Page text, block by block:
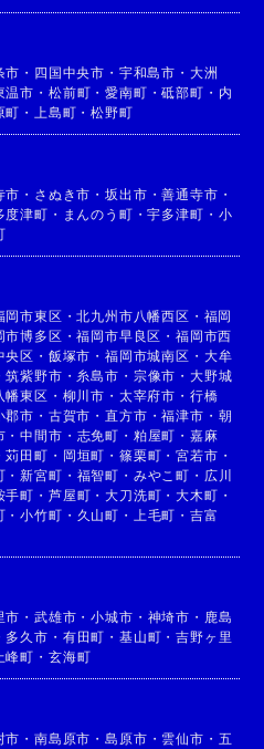
市 ・ 四国中央市 ・ 宇和島市 ・ 大洲
温市 ・ 松前町 ・愛南町 ・砥部町 ・ 内
町 ・ 上島町 ・松野町
市 ・ さぬき市 ・坂出市 ・善通寺市 ・
度津町 ・ まんのう町 ・宇多津町 ・ 小
岡市東区 ・北九州市八幡西区 ・ 福岡
市博多区 ・福岡市早良区 ・福岡市西
央区 ・ 飯塚市 ・福岡市城南区 ・ 大牟
筑紫野市 ・ 糸島市 ・ 宗像市 ・ 大野城
幡東区 ・ 柳川市 ・ 太宰府市 ・ 行橋
郡市 ・ 古賀市 ・直方市 ・福津市 ・ 朝
・中間市 ・ 志免町 ・ 粕屋町 ・ 嘉麻
苅田町 ・ 岡垣町 ・ 篠栗町 ・宮若市 ・
・新宮町 ・ 福智町 ・ みやこ町 ・ 広川
手町 ・ 芦屋町 ・大刀洗町 ・大木町 ・
・小竹町 ・ 久山町 ・ 上毛町 ・ 吉富
市 ・武雄市 ・小城市 ・ 神埼市 ・ 鹿島
多久市 ・ 有田町 ・ 基山町 ・吉野ヶ里
上峰町 ・ 玄海町
市 ・南島原市 ・島原市 ・ 雲仙市 ・ 五